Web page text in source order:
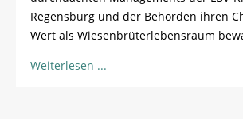
Regensburg und der Behörden ihren
Wert als Wiesenbrüterlebensraum
Weiterlesen